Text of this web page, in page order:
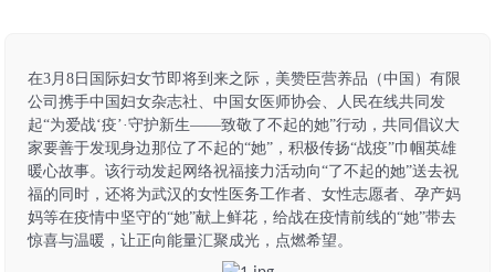
在3月8日国际妇女节即将到来之际，美赞臣营养品（中国）有限
公司携手中国妇女杂志社、中国女医师协会、人民在线共同发
起“为爱战‘疫’·守护新生——致敬了不起的她”行动，共同倡议大
家要善于发现身边那位了不起的“她”，积极传扬“战疫”巾帼英雄
暖心故事。该行动发起网络祝福接力活动向“了不起的她”送去祝
福的同时，还将为武汉的女性医务工作者、女性志愿者、孕产妈
妈等在疫情中坚守的“她”献上鲜花，给战在疫情前线的“她”带去
惊喜与温暖，让正向能量汇聚成光，点燃希望。